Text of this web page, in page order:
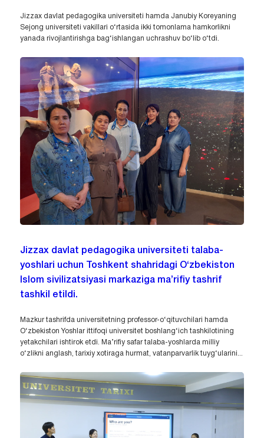
Jizzax davlat pedagogika universiteti hamda Janubiy Koreyaning
Sejong universiteti vakillari o‘rtasida ikki tomonlama hamkorlikni
yanada rivojlantirishga bag‘ishlangan uchrashuv bo‘lib o‘tdi.
Jizzax davlat pedagogika universiteti talaba-
yoshlari uchun Toshkent shahridagi O‘zbekiston
Islom sivilizatsiyasi markaziga ma’rifiy tashrif
tashkil etildi.
Mazkur tashrifda universitetning professor-o‘qituvchilari hamda
O‘zbekiston Yoshlar ittifoqi universitet boshlang‘ich tashkilotining
yetakchilari ishtirok etdi. Ma’rifiy safar talaba-yoshlarda milliy
o‘zlikni anglash, tarixiy xotiraga hurmat, vatanparvarlik tuyg‘ularini...